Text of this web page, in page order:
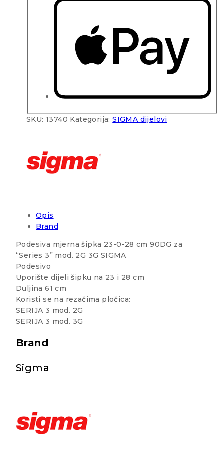
SKU: 13740 Kategorija:SIGMA dijelovi
Opis
Brand
Podesiva mjerna šipka 23-0-28 cm 90DG za
“Series 3” mod. 2G 3G SIGMA
Podesivo
Uporište dijeli šipku na 23 i 28 cm
Duljina 61 cm
Koristi se na rezačima pločica:
SERIJA 3 mod. 2G
SERIJA 3 mod. 3G
Brand
Sigma